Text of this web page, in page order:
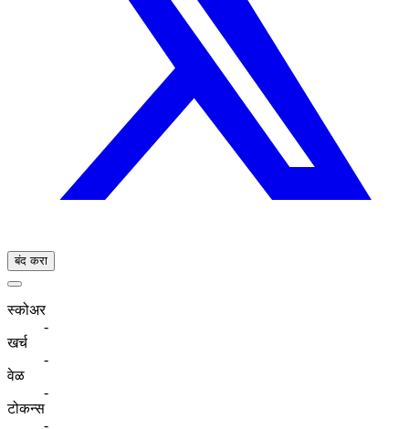
बंद करा
स्कोअर
-
खर्च
-
वेळ
-
टोकन्स
-